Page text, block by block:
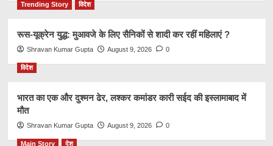
Trending Story विदेश
रूस-यूक्रेन युद्ध: मुआवजे के लिए सैनिकों से शादी कर रहीं महिलाएं ?
Shravan Kumar Gupta August 9, 2026 0
विदेश
भारत का एक और दुश्मन ढेर, लश्कर कमांडर कारी सईद की इस्लामाबाद में
मौत
Shravan Kumar Gupta August 9, 2026 0
Main Story देश